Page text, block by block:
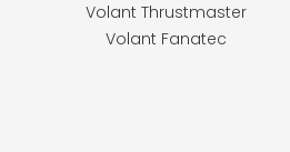
Volant Thrustmaster
Volant Fanatec